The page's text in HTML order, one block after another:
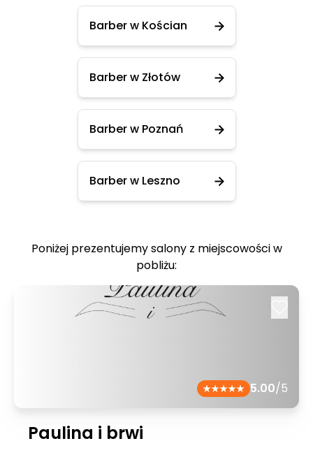
Barber w Kościan
Barber w Złotów
Barber w Poznań
Barber w Leszno
Poniżej prezentujemy salony z miejscowości w
pobliżu:
5.00/5
Paulina i brwi